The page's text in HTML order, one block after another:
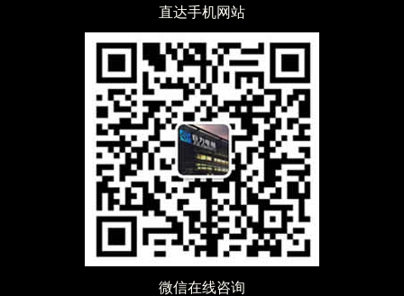
直达手机网站
微信在线咨询